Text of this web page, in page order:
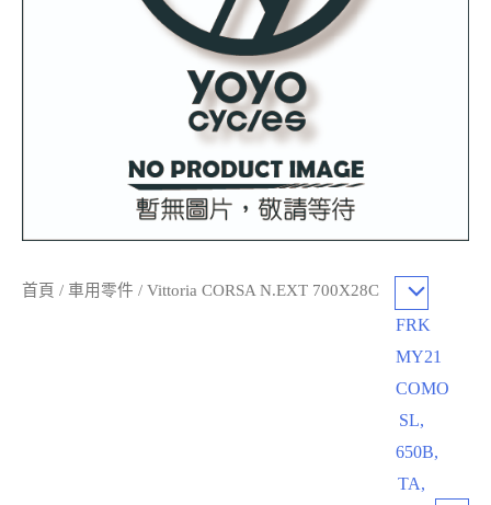
FRK
MY21
COMO
SL,
650B,
TA,
首頁 / 車用零件 / Vittoria CORSA N.EXT 700X28C